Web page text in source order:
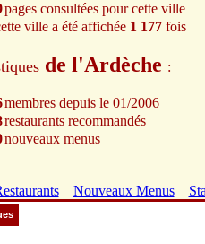
pages consultées pour cette ville
ville a été affichée 1 177 fois
de l'Ardèche :
membres depuis le 01/2006
restaurants recommandés
nouveaux menus
Nouveaux Menus